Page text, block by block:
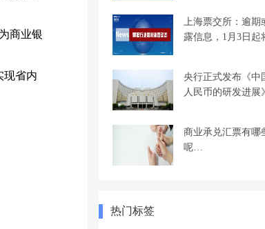
商业银
现省内
上海票交所：逾期
露信息，1月3日
央行正式发布《中
人民币的研发进
商业承兑汇票有哪
呢…
热门标签